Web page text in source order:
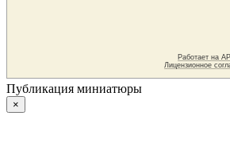
Публикация миниатюры
×